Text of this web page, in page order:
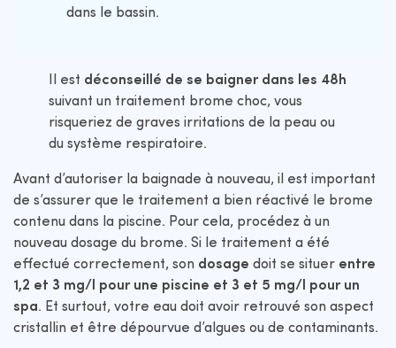
dans le bassin.
Il est déconseillé de se baigner dans les 48h
suivant un traitement brome choc, vous
risqueriez de graves irritations de la peau ou
du système respiratoire.
Avant d’autoriser la baignade à nouveau, il est important
de s’assurer que le traitement a bien réactivé le brome
contenu dans la piscine. Pour cela, procédez à un
nouveau dosage du brome. Si le traitement a été
effectué correctement, son dosage doit se situer entre
1,2 et 3 mg/l pour une piscine et 3 et 5 mg/l pour un
spa. Et surtout, votre eau doit avoir retrouvé son aspect
cristallin et être dépourvue d’algues ou de contaminants.